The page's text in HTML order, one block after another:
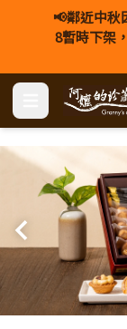
📢鄰近中秋
8暫時下架